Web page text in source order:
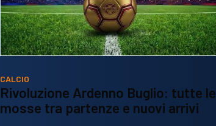
CALCIO
Rivoluzione Ardenno Buglio: tutte le
mosse tra partenze e nuovi arrivi